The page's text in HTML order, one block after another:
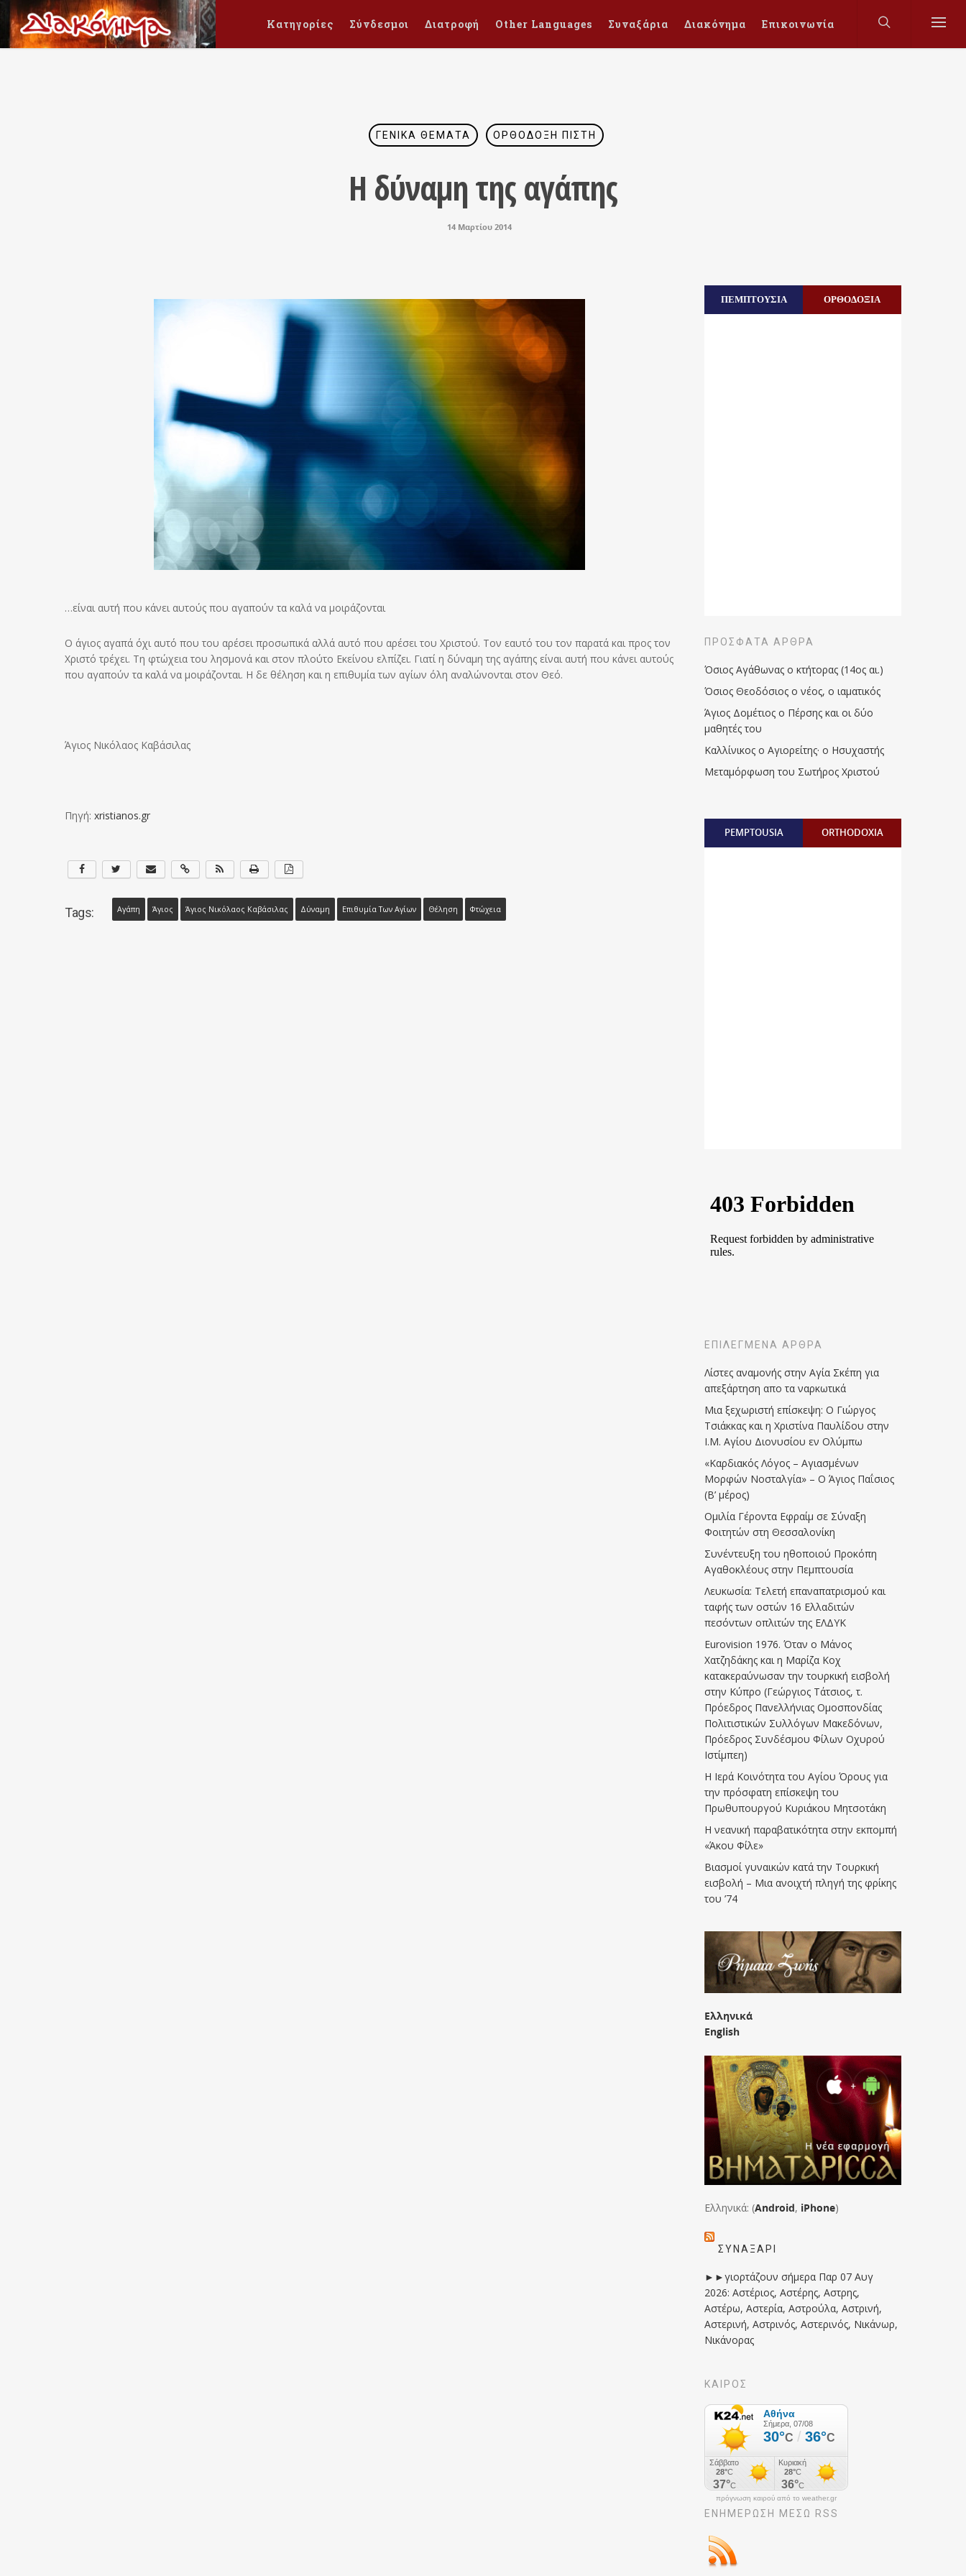
Κατηγορίες Σύνδεσμοι Διατροφή Other Languages Συναξάρια Διακόνημα Επικοινωνία
ΓΕΝΙΚΆ ΘΈΜΑΤΑ ΟΡΘΌΔΟΞΗ ΠΊΣΤΗ
Η δύναμη της αγάπης
14 Μαρτίου 2014
…είναι αυτή που κάνει αυτούς που αγαπούν τα καλά να μοιράζονται
Ο άγιος αγαπά όχι αυτό που του αρέσει προσωπικά αλλά αυτό που αρέσει του Χριστού. Τον εαυτό του τον παρατά και προς τον
Χριστό τρέχει. Τη φτώχεια του λησμονά και στον πλούτο Εκείνου ελπίζει. Γιατί η δύναμη της αγάπης είναι αυτή που κάνει αυτούς
που αγαπούν τα καλά να μοιράζονται. Η δε θέληση και η επιθυμία των αγίων όλη αναλώνονται στον Θεό.
Άγιος Νικόλαος Καβάσιλας
Πηγή: xristianos.gr
Tags: Αγάπη Άγιος Άγιος Νικόλαος Καβάσιλας Δύναμη Επιθυμία Των Αγίων Θέληση Φτώχεια
ΠΕΜΠΤΟΥΣΙΑ ΟΡΘΟΔΟΞΙΑ
ΠΡΌΣΦΑΤΑ ΆΡΘΡΑ
Όσιος Αγάθωνας ο κτήτορας (14ος αι.)
Όσιος Θεοδόσιος ο νέος, ο ιαματικός
Άγιος Δομέτιος ο Πέρσης και οι δύο
μαθητές του
Καλλίνικος ο Αγιορείτης · ο Ησυχαστής
Μεταμόρφωση του Σωτήρος Χριστού
PEMPTOUSIA ORTHODOXIA
ΕΠΙΛΕΓΜΈΝΑ ΆΡΘΡΑ
Λίστες αναμονής στην Αγία Σκέπη για
απεξάρτηση απο τα ναρκωτικά
Μια ξεχωριστή επίσκεψη: Ο Γιώργος
Τσιάκκας και η Χριστίνα Παυλίδου στην
Ι.Μ. Αγίου Διονυσίου εν Ολύμπω
«Καρδιακός Λόγος – Αγιασμένων
Μορφών Νοσταλγία» – Ο Άγιος Παΐσιος
(Β’ μέρος)
Ομιλία Γέροντα Εφραίμ σε Σύναξη
Φοιτητών στη Θεσσαλονίκη
Συνέντευξη του ηθοποιού Προκόπη
Αγαθοκλέους στην Πεμπτουσία
Λευκωσία: Τελετή επαναπατρισμού και
ταφής των οστών 16 Ελλαδιτών
πεσόντων οπλιτών της ΕΛΔΥΚ
Eurovision 1976. Όταν ο Μάνος
Χατζηδάκης και η Μαρίζα Κοχ
κατακεραύνωσαν την τουρκική εισβολή
στην Κύπρο (Γεώργιος Τάτσιος, τ.
Πρόεδρος Πανελλήνιας Ομοσπονδίας
Πολιτιστικών Συλλόγων Μακεδόνων,
Πρόεδρος Συνδέσμου Φίλων Οχυρού
Ιστίμπεη)
Η Ιερά Κοινότητα του Αγίου Όρους για
την πρόσφατη επίσκεψη του
Πρωθυπουργού Κυριάκου Μητσοτάκη
Η νεανική παραβατικότητα στην εκπομπή
«Άκου Φίλε»
Βιασμοί γυναικών κατά την Τουρκική
εισβολή – Μια ανοιχτή πληγή της φρίκης
του ’74
Ελληνικά
English
Ελληνικά: (Android, iPhone)
ΣΥΝΑΞΆΡΙ
►►γιορτάζουν σήμερα Παρ 07 Αυγ
2026: Αστέριος, Αστέρης, Αστρης,
Αστέρω, Αστερία, Αστρούλα, Αστρινή,
Αστερινή, Αστρινός, Αστερινός, Νικάνωρ,
Νικάνορας
ΚΑΙΡΟΣ
πρόγνωση καιρού από το weather.gr
ΕΝΗΜΈΡΩΣΉ ΜΕΣΩ RSS